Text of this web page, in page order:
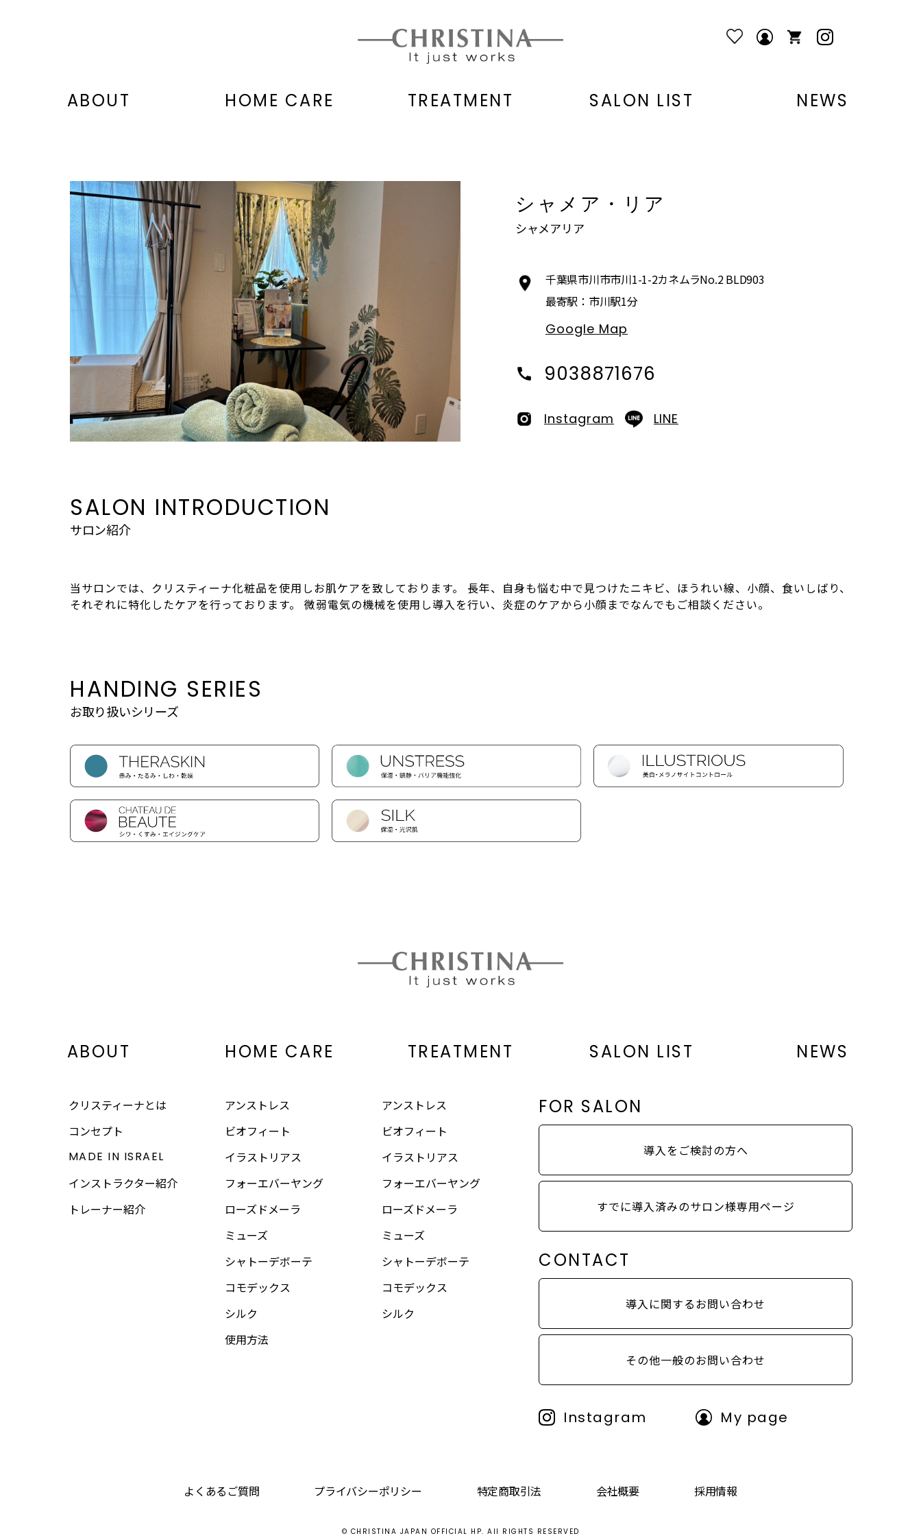
ABOUT HOME CARE TREATMENT SALON LIST NEWS
シャメア・リア
シャメアリア
千葉県市川市市川1-1-2カネムラNo.2 BLD903
最寄駅：市川駅1分
Google Map
9038871676
Instagram LINE
SALON INTRODUCTION
サロン紹介
当サロンでは、クリスティーナ化粧品を使用しお肌ケアを致しております。 長年、自身も悩む中で見つけたニキビ、ほうれい線、小顔、食いしばり、
それぞれに特化したケアを行っております。 微弱電気の機械を使用し導入を行い、炎症のケアから小顔までなんでもご相談ください。
HANDING SERIES
お取り扱いシリーズ
ABOUT HOME CARE TREATMENT SALON LIST NEWS
クリスティーナとは アンストレス
アンストレス
コンセプト
ビオフィート ビオフィート
MADE IN ISRAEL イラストリアス
イラストリアス
インストラクター紹介
フォーエバーヤング
フォーエバーヤング
トレーナー紹介
ローズドメーラ
ローズドメーラ
ミューズ
ミューズ
シャトーデボーテ
シャトーデボーテ
コモデックス
コモデックス
シルク
シルク
使用方法
FOR SALON
導入をご検討の方へ
すでに導入済みのサロン様専用ページ
CONTACT
導入に関するお問い合わせ
その他一般のお問い合わせ
Instagram My page
よくあるご質問 プライバシーポリシー 特定商取引法 会社概要 採用情報
© CHRISTINA JAPAN OFFICIAL HP. All RIGHTS RESERVED